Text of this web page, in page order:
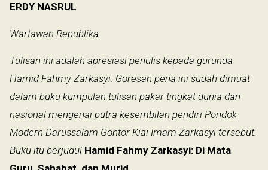
ERDY NASRUL
Wartawan Republika
Tulisan ini adalah apresiasi penulis kepada gurunda
Hamid Fahmy Zarkasyi. Goresan pena ini sudah dimuat
dalam buku kumpulan tulisan pakar tingkat dunia dan
nasional mengenai putra kesembilan pendiri Pondok
Modern Darussalam Gontor Kiai Imam Zarkasyi tersebut.
Buku itu berjudul Hamid Fahmy Zarkasyi: Di Mata